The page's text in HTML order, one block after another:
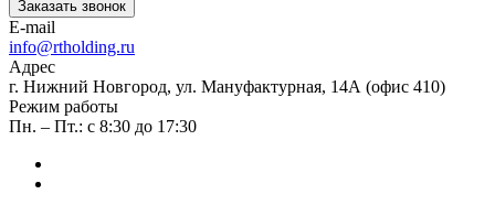
Заказать звонок
E-mail
info@rtholding.ru
Адрес
г. Нижний Новгород, ул. Мануфактурная, 14А (офис 410)
Режим работы
Пн. – Пт.: с 8:30 до 17:30